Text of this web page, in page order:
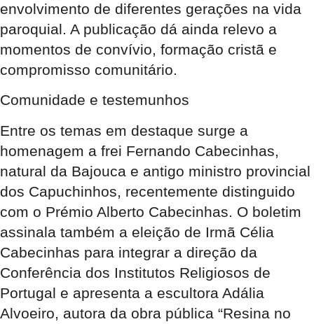
envolvimento de diferentes gerações na vida
paroquial. A publicação dá ainda relevo a
momentos de convívio, formação cristã e
compromisso comunitário.
Comunidade e testemunhos
Entre os temas em destaque surge a
homenagem a frei Fernando Cabecinhas,
natural da Bajouca e antigo ministro provincial
dos Capuchinhos, recentemente distinguido
com o Prémio Alberto Cabecinhas. O boletim
assinala também a eleição de Irmã Célia
Cabecinhas para integrar a direção da
Conferência dos Institutos Religiosos de
Portugal e apresenta a escultora Adália
Alvoeiro, autora da obra pública “Resina no